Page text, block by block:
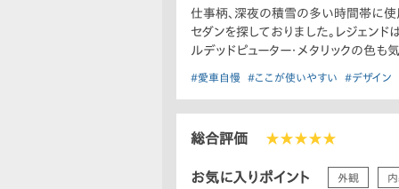
仕事柄、深夜の積雪の多い時間帯に使
セダンを探しておりました。レジェンド
ルデッドピューター・メタリックの色も
#愛車自慢 #ここが使いやすい #デザイン
総合評価 ★★★★★
お気に入りポイント 外観